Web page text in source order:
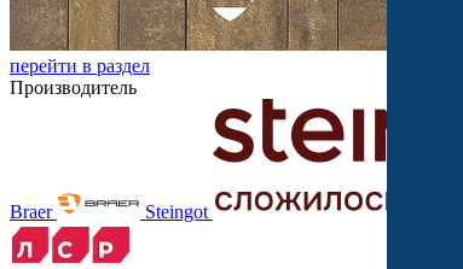
перейти в раздел
Производитель
Braer Steingot